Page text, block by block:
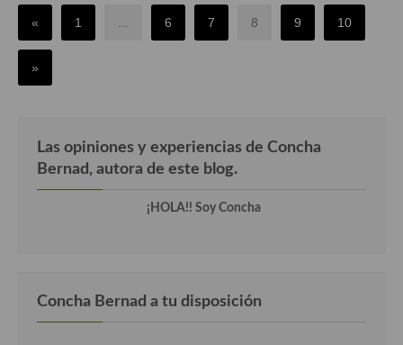
« 1 6 7 8 9 10
»
Las opiniones y experiencias de Concha
Bernad, autora de este blog.
¡HOLA!! Soy Concha
Concha Bernad a tu disposición